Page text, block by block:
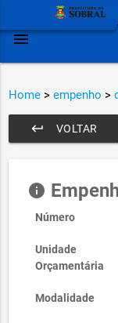
menu
Home > empenho >
VOLTAR
keyboard_return
info
Número
Unidade
Orçamentária
Modalidade